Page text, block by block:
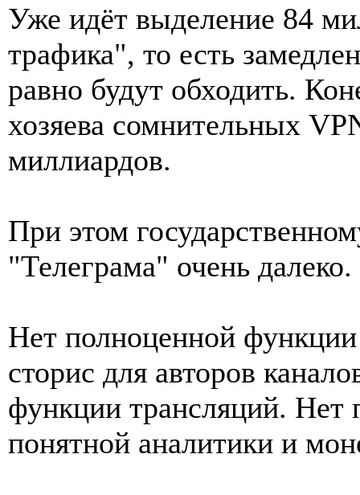
Уже идёт выделение 84
трафика", то есть
равно будут обходить.
хозяева сомнительных
миллиардов.
При этом
"Телеграма" очень далеко.
Нет полноценной
сторис для авторов
функции трансляций. Нет
понятной аналитики и